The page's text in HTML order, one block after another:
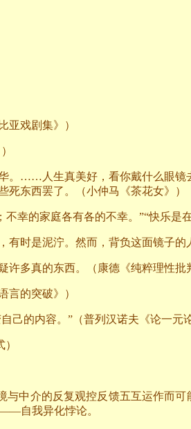
亚戏剧集》）
。……人生真美好，看你戴什么眼
东西罢了。（小仲马《茶花女》）
幸的家庭各有各的不幸。”“快乐
时是泥泞。然而，背负这面镜子的
多真的东西。（康德《纯粹理性批
言的突破》）
己的内容。”（普列汉诺夫《论一元
与中介的反复观控反馈五互运作
自我异化悖论。